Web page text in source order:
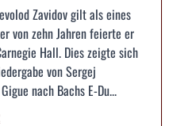
Zavidov gilt als eines
von zehn Jahren feierte er
Hall. Dies zeigte sich
von Sergej
nach Bachs E-Du...